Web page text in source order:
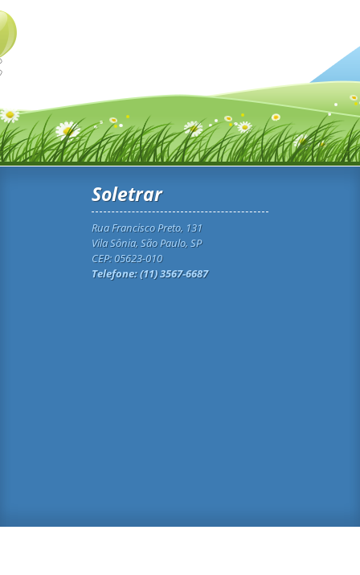
Soletrar
Rua Francisco Preto, 131
Vila Sônia, São Paulo, SP
CEP: 05623-010
Telefone: (11) 3567-6687